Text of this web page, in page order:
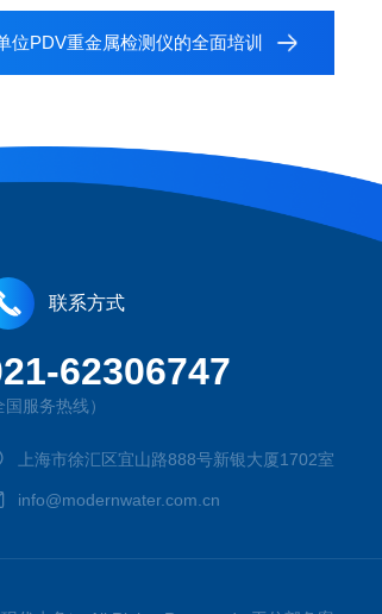
位PDV重金属检测仪的全面培训
联系方式
62306747
国服务热线）
上海市徐汇区宜山路888号新银大厦1702室
info@modernwater.com.cn